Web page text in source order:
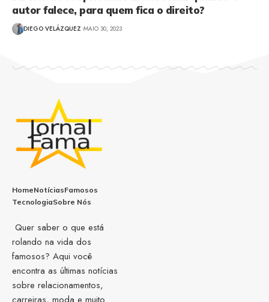
autor falece, para quem fica o direito?
DIEGO VELÁZQUEZ MAIO 30, 2023
HomeNotíciasFamosos
TecnologiaSobre Nós
Quer saber o que está
rolando na vida dos
famosos? Aqui você
encontra as últimas notícias
sobre relacionamentos,